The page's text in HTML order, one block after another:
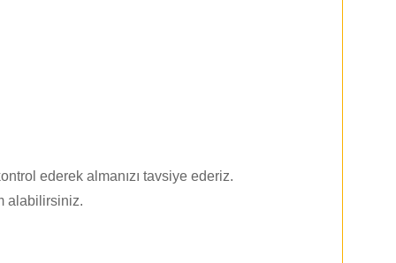
ederek almanızı tavsiye ederiz.
alabilirsiniz.